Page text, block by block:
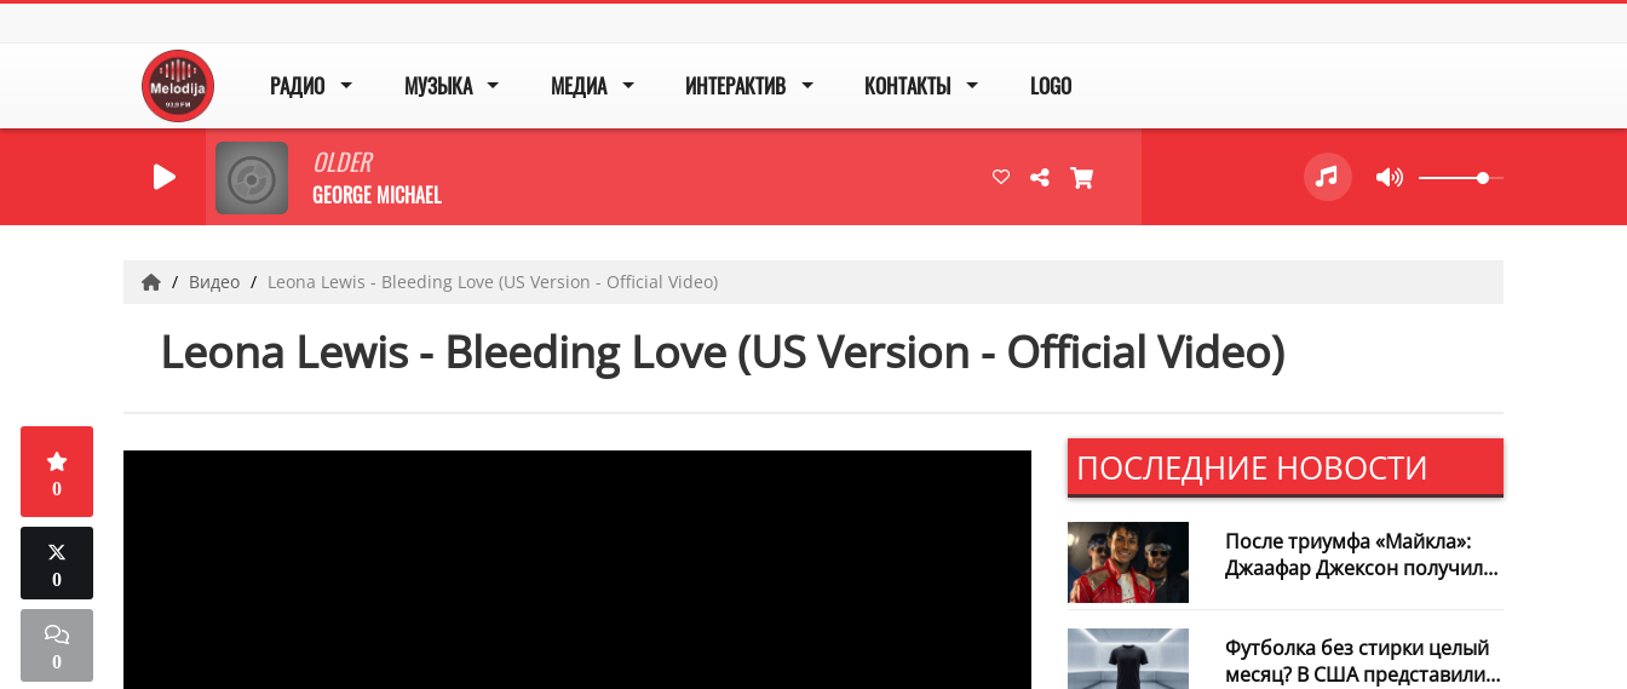
РАДИО МУЗЫКА МЕДИА ИНТЕРАКТИВ КОНТАКТЫ LOGO
OLDER
GEORGE MICHAEL
Видео Leona Lewis - Bleeding Love (US Version - Official Video)
Leona Lewis - Bleeding Love (US Version - Official Video)
0
0
0
ПОСЛЕДНИЕ НОВОСТИ
После триумфа «Майкла»:
Джаафар Джексон получил
Футболка без стирки целый
месяц? В США представили